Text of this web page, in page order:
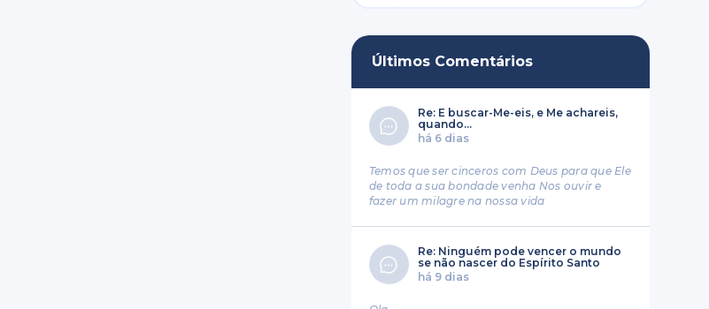
Últimos Comentários
Re: E buscar-Me-eis, e Me achareis,
quando...
há 6 dias
Temos que ser cinceros com Deus para que Ele
de toda a sua bondade venha Nos ouvir e
fazer um milagre na nossa vida
Re: Ninguém pode vencer o mundo
se não nascer do Espírito Santo
há 9 dias